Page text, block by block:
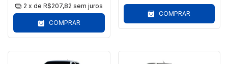
2 x de R$207,82 sem juros
COMPRAR
COMPRAR